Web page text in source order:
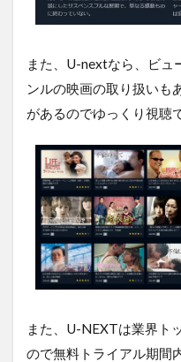
また、U-nextなら、ビュ
ンルの映画の取り扱いも
があるのでゆっくり視聴
また、U-NEXTは業界ト
ので無料トライアル期間